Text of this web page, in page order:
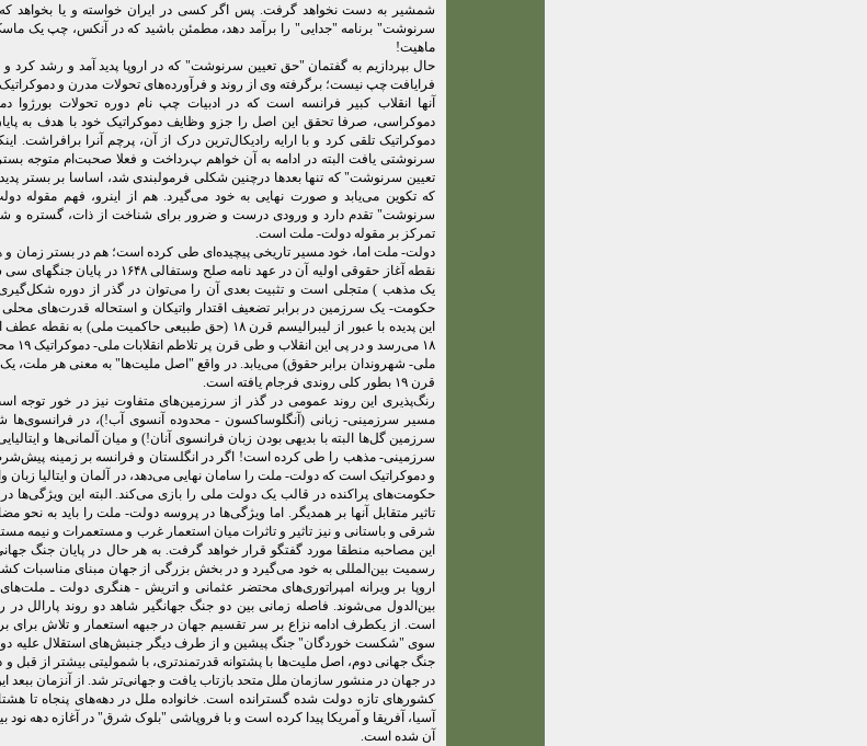
شمشیر به دست نخواهد گرفت. پس اگر کسی در ایران خواسته و یا بخواهد
سرنوشت" برنامه "جدایی" را برآمد دهد، مطمئن باشید که در آنکس، چپ یک
ماهیت!
حال بپردازیم به گفتمان "حق تعیین سرنوشت" که در اروپا پدید آمد و رشد کرد و
فرایافت چپ نیست؛ برگرفته وی از روند و فرآورده‌های تحولات مدرن و
آنها انقلاب کبیر فرانسه است که در ادبیات چپ نام دوره تحولات بورژوا
دموکراسی، صرفا تحقق این اصل را جزو وظایف دموکراتیک خود با هدف به
دموکراتیک تلقی کرد و با ارایه رادیکال‌ترین درک از آن، پرچم آنرا برافراشت.
سرنوشتی یافت البته در ادامه به آن خواهم پرداخت و فعلا صحبت‌ام متوجه
تعیین سرنوشت" که تنها بعدها درچنین شکلی فرمولبندی شد، اساسا بر بستر
که تکوین می‌یابد و صورت نهایی به خود می‌گیرد. هم از اینرو، فهم مقوله
سرنوشت" تقدم دارد و ورودی درست و ضرور برای شناخت از ذات، گستره و
تمرکز بر مقوله دولت- ملت است.
دولت- ملت اما، خود مسیر تاریخی پیچیده‌ای طی کرده است؛ هم در بستر زمان و
نقطه آغاز حقوقی اولیه آن در عهد نامه
یک مذهب ) متجلی است و تثبیت بعدی آن را می‌توان در گذر از دوره شکل‌گیری
حکومت- یک سرزمین در برابر تضعیف اقتدار واتیکان و استحاله قدرت‌های
این پدیده با عبور از لیبرالیسم قرن ۱٨ (حق طبیعی حاکمیت
۱٨
ملی- شهروندان برابر حقوق) می‌یابد. در واقع "اصل ملیت‌ها" به معنی هر ملت، یک
قرن ۱۹ بطور کلی روندی فرجام یافته است.
رنگ‌پذیری این روند عمومی در گذر از سرزمین‌های متفاوت نیز در خور توجه
مسیر سرزمینی- زبانی (آنگلوساکسون - محدوده آنسوی آب!)، در فرانسوی‌ها
سرزمین گل‌ها البته با بدیهی بودن زبان فرانسوی آنان!) و میان آلمانی‌ها و
سرزمینی- مذهب را طی کرده است! اگر در انگلستان و فرانسه بر زمینه پیش‌شرط
و دموکراتیک است که دولت- ملت را سامان نهایی می‌دهد، در آلمان و ایتالیا
حکومت‌های پراکنده در قالب یک دولت ملی را بازی می‌کند. البته این ویژگی‌ها
تاثیر متقابل آنها بر همدیگر. اما ویژگی‌ها در پروسه دولت- ملت را باید به
شرقی و باستانی و نیز تاثیر و تاثرات میان استعمار غرب و مستعمرات و نیمه
این مصاحبه منطقا مورد گفتگو قرار خواهد گرفت. به هر حال در پایان جنگ
رسمیت بین‌المللی به خود می‌گیرد و در بخش بزرگی از جهان مبنای مناسبات
اروپا بر ویرانه امپراتوری‌های محتضر عثمانی و اتریش - هنگری دولت ـ
بین‌الدول می‌شوند. فاصله زمانی بین دو جنگ جهانگیر شاهد دو روند پارالل در
است. از یکطرف ادامه نزاع بر سر تقسیم جهان در جبهه استعمار و تلاش برای
سوی "شکست خوردگان" جنگ پیشین و از طرف دیگر جنبش‌های استقلال علیه
جنگ جهانی دوم، اصل ملیت‌ها با پشتوانه قدرتمندتری، با شمولیتی بیشتر از قبل
در جهان در منشور سازمان ملل متحد بازتاب یافت و جهانی‌تر شد. از آنزمان ببعد
کشورهای تازه دولت شده گسترانده است. خانواده ملل در دهه‌های پنجاه تا
آسیا، آفریقا و آمریکا پیدا کرده است و با فروپاشی "بلوک شرق" در آغازه دهه
آن شده است.